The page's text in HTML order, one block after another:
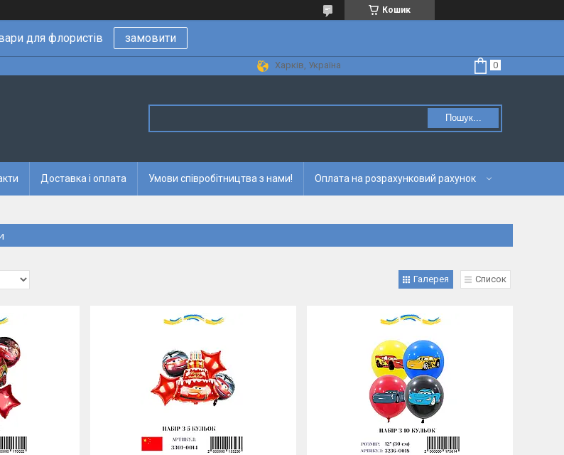
Кошик
для флористів замовити
Харків, Україна
Пошук...
Доставка і оплата Умови співробітництва з нами! Оплата на розрахунковий рахунок
Галерея Список